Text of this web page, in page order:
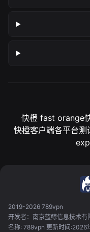
快橙 fast orange
快橙客户端各平台测
2019-2026 789vpn
开发者：南京蓝鲸信息技术有
名称: 789vpn 更新时间:2026